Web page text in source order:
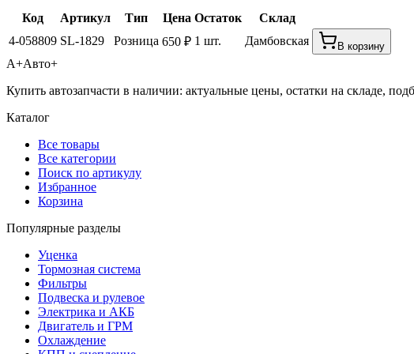
Код Артикул Тип Цена Остаток
Склад
4-058809 SL-1829 Розница 650 ₽ 1 шт. Дамбовская В корзину
А+Авто+
Купить автозапчасти в наличии: актуальные цены, остатки на складе,
Каталог
Все товары
Все категории
Поиск по артикулу
Избранное
Корзина
Популярные разделы
Уценка
Тормозная система
Фильтры
Подвеска и рулевое
Электрика и АКБ
Двигатель и ГРМ
Охлаждение